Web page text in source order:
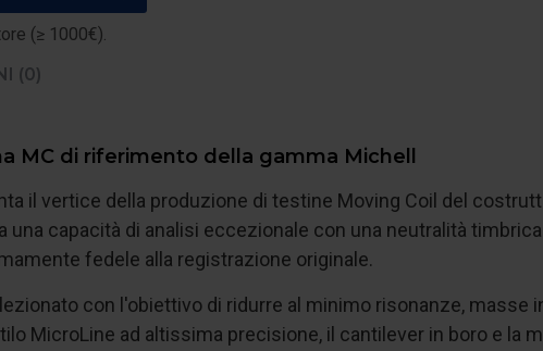
(≥ 1000€).
(0)
MC di riferimento della gamma Michell
il vertice della produzione di testine Moving Coil del
una capacità di analisi eccezionale con una neutralità
fedele alla registrazione originale.
con l'obiettivo di ridurre al minimo risonanze, masse
MicroLine ad altissima precisione, il cantilever in boro e la